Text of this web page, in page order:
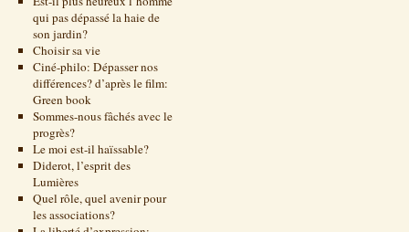
qui pas dépassé la haie de
son jardin?
Choisir sa vie
Ciné-philo: Dépasser nos
différences? d’après le film:
Green book
Sommes-nous fâchés avec le
progrès?
Le moi est-il haïssable?
Diderot, l’esprit des
Lumières
Quel rôle, quel avenir pour
les associations?